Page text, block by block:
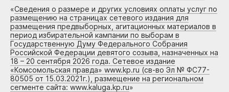
«Сведения о размере и других условиях оплаты услуг по
размещению на страницах сетевого издания для
размещения предвыборных, агитационных материалов в
период избирательной кампании по выборам в
Государственную Думу Федерального Собрания
Российской Федерации девятого созыва, назначенных на
18 – 20 сентября 2026 года. Сетевое издание
«Комсомольская правда» www.kp.ru (св-во Эл № ФС77-
80505 от 15.03.2021г.), размещение на региональном
сегменте сайта: www.kaluga.kp.ru»